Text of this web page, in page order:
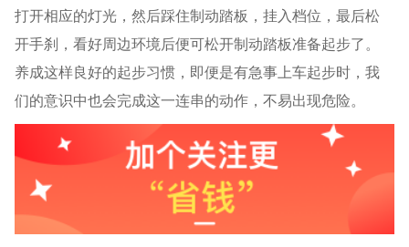
打开相应的灯光，然后踩住制动踏板，挂入档位，最后松
开手刹，看好周边环境后便可松开制动踏板准备起步了。
养成这样良好的起步习惯，即便是有急事上车起步时，我
们的意识中也会完成这一连串的动作，不易出现危险。